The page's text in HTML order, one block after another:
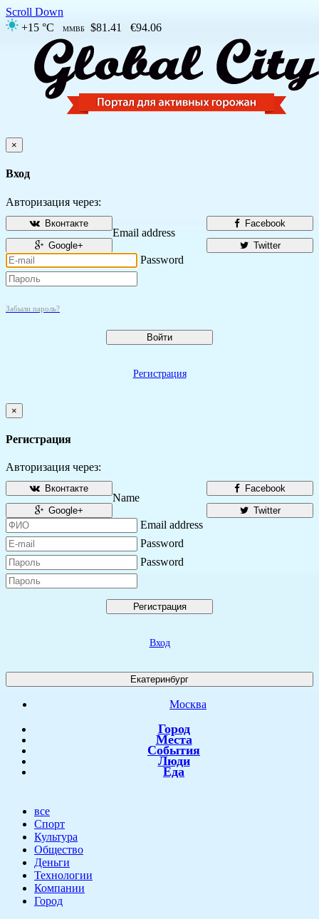
Scroll Down
+15 °C
ММВБ $81.41 €94.06
×
Вход
Авторизация через:
Facebook
Вконтакте
Twitter
Google+
Email address
Password
Забыли пароль?
Войти
Регистрация
×
Регистрация
Авторизация через:
Facebook
Вконтакте
Twitter
Google+
Name
Email address
Password
Password
Регистрация
Вход
Екатеринбург
Москва
Город
Места
События
Люди
Еда
все
Спорт
Культура
Общество
Деньги
Технологии
Компании
Город